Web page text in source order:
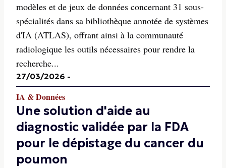
modèles et de jeux de données concernant 31 sous-
spécialités dans sa bibliothèque annotée de systèmes
d'IA (ATLAS), offrant ainsi à la communauté
radiologique les outils nécessaires pour rendre la
recherche...
27/03/2026 -
IA & Données
Une solution d'aide au
diagnostic validée par la FDA
pour le dépistage du cancer du
poumon